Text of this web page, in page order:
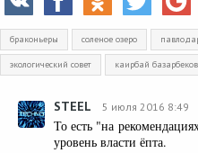
браконьеры соленое озеро
экологический совет каирбай базарбеков
STEEL 5 июля 2016 8:49
То есть "на
уровень власти ёпта.